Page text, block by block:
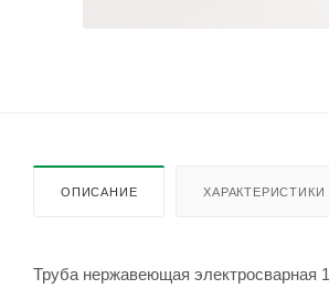
ОПИСАНИЕ ХАРАКТЕРИСТИКИ
Труба нержавеющая электросварная